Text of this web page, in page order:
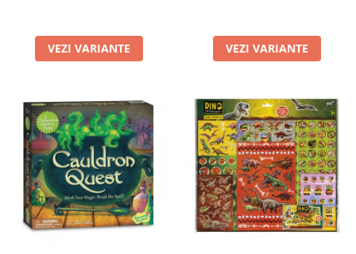
VEZI VARIANTE VEZI VARIANTE